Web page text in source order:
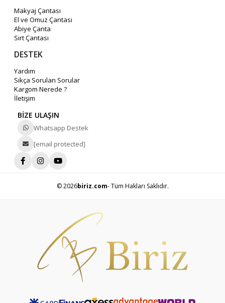
Makyaj Çantası
El ve Omuz Çantası
Abiye Çanta
Sırt Çantası
DESTEK
Yardım
Sıkça Sorulan Sorular
Kargom Nerede ?
İletişim
BİZE ULAŞIN
Whatsapp Destek
[email protected]
© 2026biriz.com- Tüm Hakları Saklıdır.